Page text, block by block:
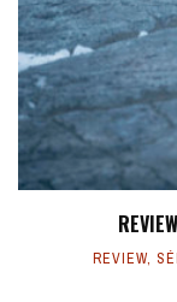
REVIEW,